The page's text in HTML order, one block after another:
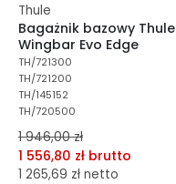
Thule
Bagażnik bazowy Thule
Wingbar Evo Edge
TH/721300
TH/721200
TH/145152
TH/720500
1 946,00 zł
1 556,80 zł brutto
1 265,69 zł netto